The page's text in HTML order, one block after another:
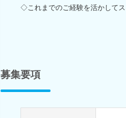
◇これまでのご経験を活かして
募集要項